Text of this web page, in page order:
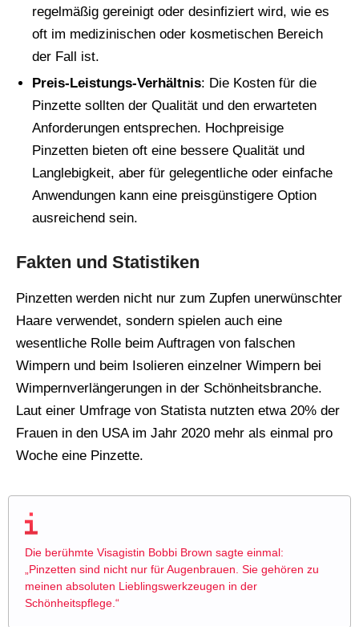
regelmäßig gereinigt oder desinfiziert wird, wie es
oft im medizinischen oder kosmetischen Bereich
der Fall ist.
Preis-Leistungs-Verhältnis: Die Kosten für die
Pinzette sollten der Qualität und den erwarteten
Anforderungen entsprechen. Hochpreisige
Pinzetten bieten oft eine bessere Qualität und
Langlebigkeit, aber für gelegentliche oder einfache
Anwendungen kann eine preisgünstigere Option
ausreichend sein.
Fakten und Statistiken
Pinzetten werden nicht nur zum Zupfen unerwünschter
Haare verwendet, sondern spielen auch eine
wesentliche Rolle beim Auftragen von falschen
Wimpern und beim Isolieren einzelner Wimpern bei
Wimpernverlängerungen in der Schönheitsbranche.
Laut einer Umfrage von Statista nutzten etwa 20% der
Frauen in den USA im Jahr 2020 mehr als einmal pro
Woche eine Pinzette.
Die berühmte Visagistin Bobbi Brown sagte einmal:
„Pinzetten sind nicht nur für Augenbrauen. Sie gehören zu
meinen absoluten Lieblingswerkzeugen in der
Schönheitspflege.“